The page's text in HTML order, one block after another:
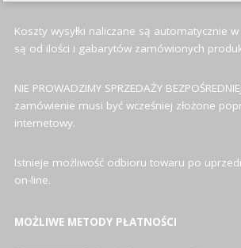
Koszty wysyłki naliczane są automatycznie
są od ilości i gabarytów zamówionych
NIE PROWADZIMY SPRZEDAŻY
zamówienie musi być wcześniej złożone
internetowy.
Istnieje możliwość odbioru towaru po
on-line.
MOŻLIWE METODY PŁATNOŚCI